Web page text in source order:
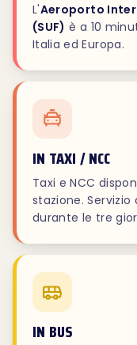
L'Aeroporto
(SUF) è a 10
Italia ed Europa.
IN TAXI / NCC
Taxi e NCC
stazione.
durante le tre
IN BUS